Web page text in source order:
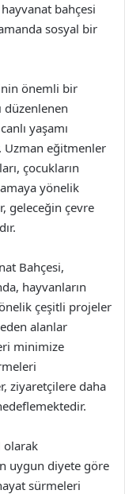
bahçesi
sosyal bir
önemli bir
düzenlenen
yaşamı
Uzman eğitmenler
çocukların
yönelik
geleceğin çevre
Bahçesi,
hayvanların
çeşitli projeler
alanlar
minimize
ziyaretçilere daha
olarak
uygun diyete göre
sürmeleri